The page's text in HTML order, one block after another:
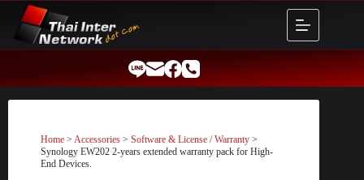
content
Home > Accessories > Software & License / Warranty >
Synology EW202 2-years extended warranty pack for High-
End Devices.